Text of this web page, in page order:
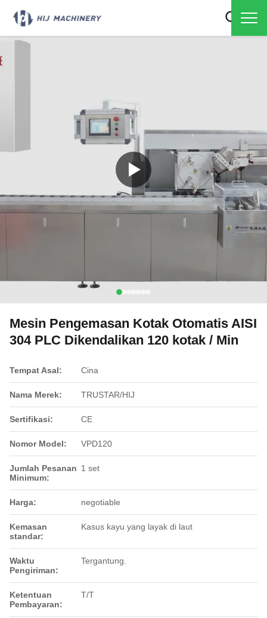
Mesin Pengemasan Kotak Otomatis AISI
304 PLC Dikendalikan 120 kotak / Min
Tempat Asal: Cina
Nama Merek: TRUSTAR/HIJ
Sertifikasi: CE
Nomor Model: VPD120
Jumlah Pesanan
Minimum:
1 set
Harga: negotiable
Kemasan
standar:
Kasus kayu yang layak di laut
Waktu
Pengiriman:
Tergantung.
Ketentuan
Pembayaran:
T/T